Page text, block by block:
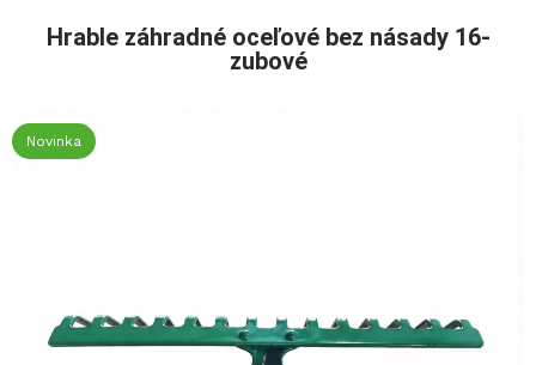
Hrable záhradné oceľové bez násady 16-
zubové
Novinka